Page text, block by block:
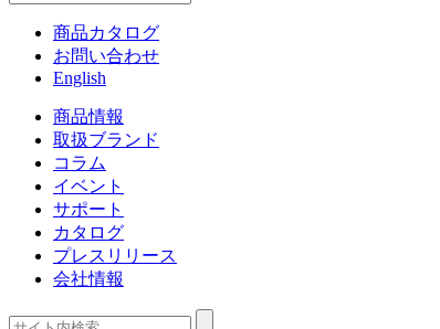
商品カタログ
お問い合わせ
English
商品情報
取扱ブランド
コラム
イベント
サポート
カタログ
プレスリリース
会社情報